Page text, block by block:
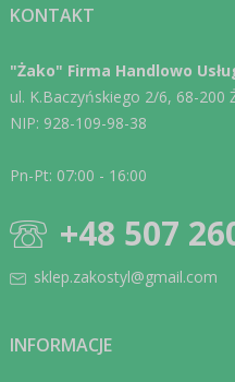
KONTAKT
"Żako" Firma Handlowo
ul. K.Baczyńskiego 2/6, 68-200
NIP: 928-109-98-38
Pn-Pt: 07:00 - 16:00
+48 507
sklep.zakostyl@gmail.com
INFORMACJE